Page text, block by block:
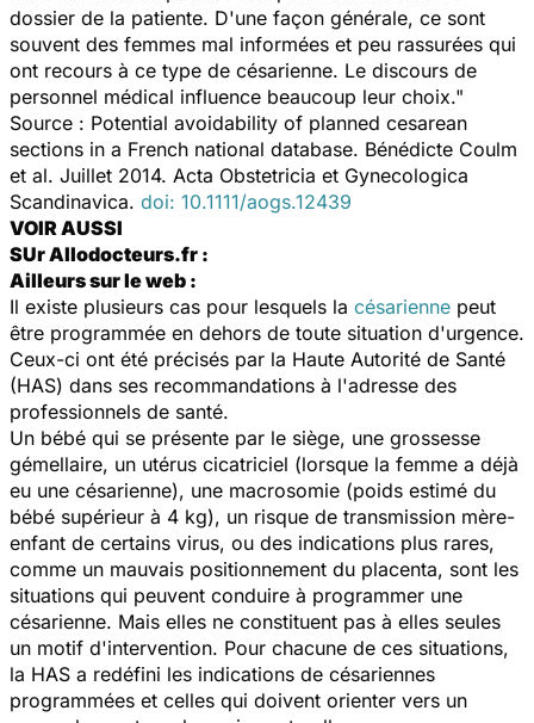
dossier de la patiente. D'une façon générale, ce sont
souvent des femmes mal informées et peu rassurées qui
ont recours à ce type de césarienne. Le discours de
personnel médical influence beaucoup leur choix."
Source : Potential avoidability of planned cesarean
sections in a French national database. Bénédicte Coulm
et al. Juillet 2014. Acta Obstetricia et Gynecologica
Scandinavica. doi: 10.1111/aogs.12439
VOIR AUSSI
SUr Allodocteurs.fr :
Ailleurs sur le web :
Il existe plusieurs cas pour lesquels la césarienne peut
être programmée en dehors de toute situation d'urgence.
Ceux-ci ont été précisés par la Haute Autorité de Santé
(HAS) dans ses recommandations à l'adresse des
professionnels de santé.
Un bébé qui se présente par le siège, une grossesse
gémellaire, un utérus cicatriciel (lorsque la femme a déjà
eu une césarienne), une macrosomie (poids estimé du
bébé supérieur à 4 kg), un risque de transmission mère-
enfant de certains virus, ou des indications plus rares,
comme un mauvais positionnement du placenta, sont les
situations qui peuvent conduire à programmer une
césarienne. Mais elles ne constituent pas à elles seules
un motif d'intervention. Pour chacune de ces situations,
la HAS a redéfini les indications de césariennes
programmées et celles qui doivent orienter vers un